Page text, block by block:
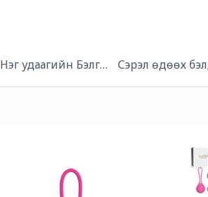
Нэг удаагийн БэлгэвчСэрэл өдөөх